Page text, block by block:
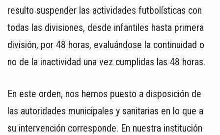
resulto suspender las actividades futbolísticas con
todas las divisiones, desde infantiles hasta primera
división, por 48 horas, evaluándose la continuidad o
no de la inactividad una vez cumplidas las 48 horas.
En este orden, nos hemos puesto a disposición de
las autoridades municipales y sanitarias en lo que a
su intervención corresponde. En nuestra institución